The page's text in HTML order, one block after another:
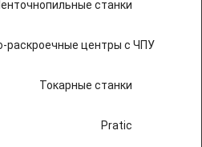
станки
раскроечные центры с ЧПУ
Токарные станки
Pratic